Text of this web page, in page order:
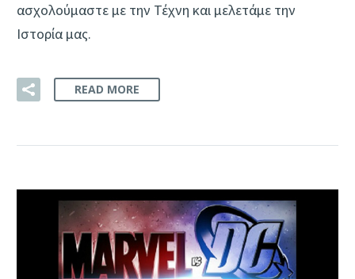
ασχολούμαστε με την Τέχνη και μελετάμε την
Ιστορία μας.
READ MORE